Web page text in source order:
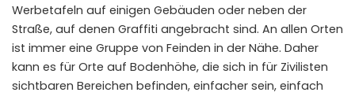
Werbetafeln auf einigen Gebäuden oder neben der
Straße, auf denen Graffiti angebracht sind. An allen Orten
ist immer eine Gruppe von Feinden in der Nähe. Daher
kann es für Orte auf Bodenhöhe, die sich in für Zivilisten
sichtbaren Bereichen befinden, einfacher sein, einfach